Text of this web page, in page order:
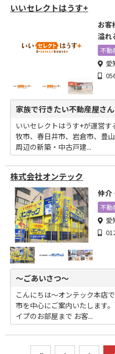
いいセレクトはうす+
お客
溢れ
す。
不動
愛
家族で行きたい不動産屋さん
いいセレクトはうす+が運営
牧市、春日井市、岩倉市、豊
周辺の新築・中古戸建...
株式会社オンテック
仲介
不動
愛
～ごあいさつ～
こんにちは～オンテック本店
市を中心にご案内いたします
イプのお部屋まで お客...